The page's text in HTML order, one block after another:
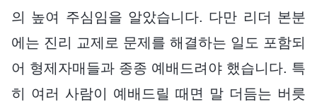
의 높여 주심임을 알았습니다. 다만 리더 본분
에는 진리 교제로 문제를 해결하는 일도 포함되
어 형제자매들과 종종 예배드려야 했습니다. 특
히 여러 사람이 예배드릴 때면 말 더듬는 버릇